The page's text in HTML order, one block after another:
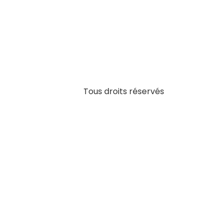
Tous droits réservés